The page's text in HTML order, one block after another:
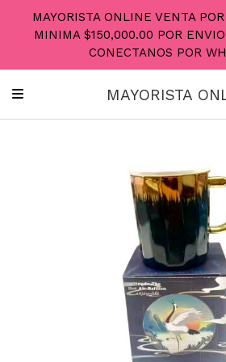
MAYORISTA ONLINE VENTA
MINIMA $150,000.00 POR
CONECTANOS POR
MAYORISTA